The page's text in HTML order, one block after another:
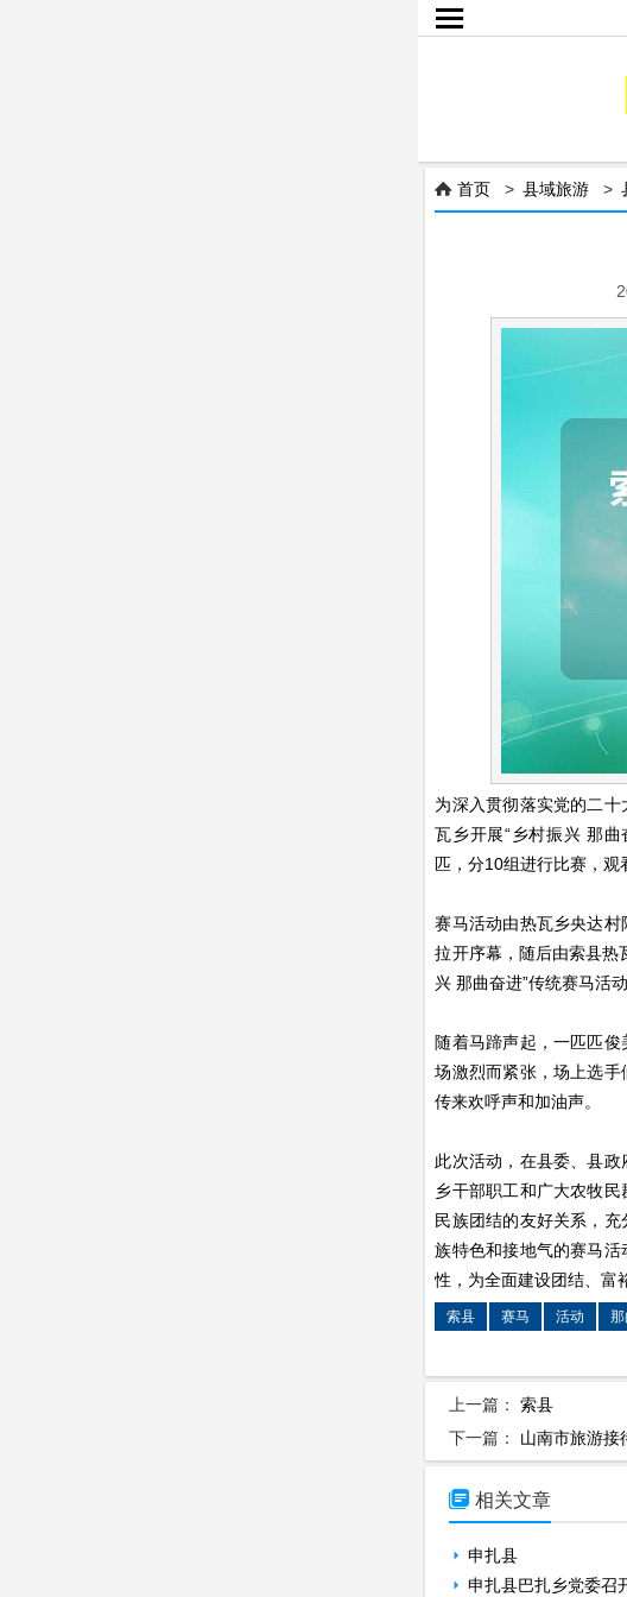

 首页 >县域旅游 >
为深入贯彻落实党的二
瓦乡开展“乡村振兴 那
匹，分10组进行比赛，观
赛马活动由热瓦乡央达村
拉开序幕，随后由索县热
兴 那曲奋进”传统赛马活
随着马蹄声起，一匹匹
场激烈而紧张，场上选
传来欢呼声和加油声。
此次活动，在县委、县
乡干部职工和广大农牧
民族团结的友好关系，
族特色和接地气的赛马
性，为全面建设团结、富
索县 赛马 活动 那
上一篇：索县
下一篇： 山南市旅游接
 相关文章
申扎县
申扎县巴扎乡党委召